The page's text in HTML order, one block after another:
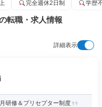
完全週休2日制 学歴
転職・求人情報
詳細表示
研修＆プリセプター制度